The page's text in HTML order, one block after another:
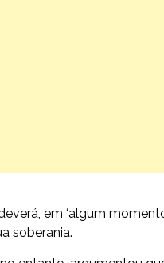
em ‘algum
soberania.